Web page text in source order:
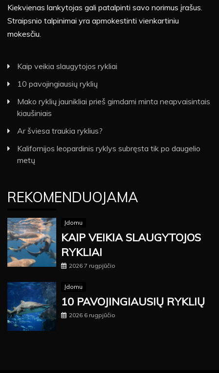
Kiekvienas lankytojas gali patalpinti savo norimus įrašus.
Straipsnio talpinimai yra apmokestinti vienkartiniu
mokesčiu.
Kaip veikia slaugytojos rykliai
10 pavojingiausių ryklių
Mako ryklių jaunikliai prieš gimdami minta neapvaisintais
kiaušiniais
Ar šviesa traukia ryklius?
Kalifornijos leopardinis ryklys subręsta tik po daugelio
metų
REKOMENDUOJAMA
Įdomu
KAIP VEIKIA SLAUGYTOJOS
RYKLIAI
2026 7 rugpjūčio
Įdomu
10 PAVOJINGIAUSIŲ RYKLIŲ
2026 6 rugpjūčio